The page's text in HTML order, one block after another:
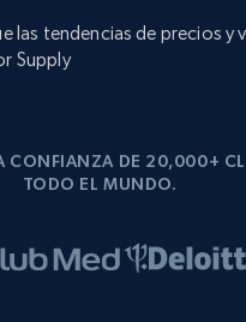
las tendencias de precios y
Supply
CONFIANZA DE 20,000+
TODO EL MUNDO.